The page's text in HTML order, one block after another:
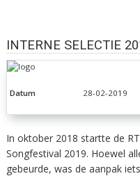
INTERNE SELECTIE
Datum 28-02-2019
In oktober 2018 startte de
Songfestival 2019. Hoewel
gebeurde, was de aanpak